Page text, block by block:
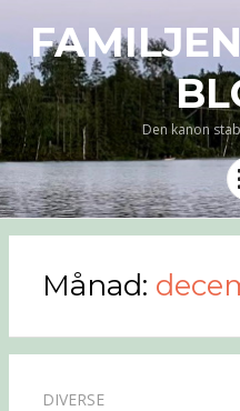
Den kanon
Månad:
DIVERSE